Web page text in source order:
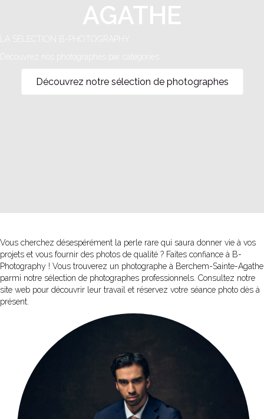
AGATHE
Découvrez notre sélection de photographes
Vous cherchez désespérément la perle rare qui saura donner vie à vos
projets et vous fournir des photos de qualité ? Faites confiance à B-
Photography ! Vous trouverez un photographe à Berchem-Sainte-Agathe
parmi notre sélection de photographes professionnels. Consultez notre
site web pour découvrir leur travail et réservez votre séance photo dès à
présent.